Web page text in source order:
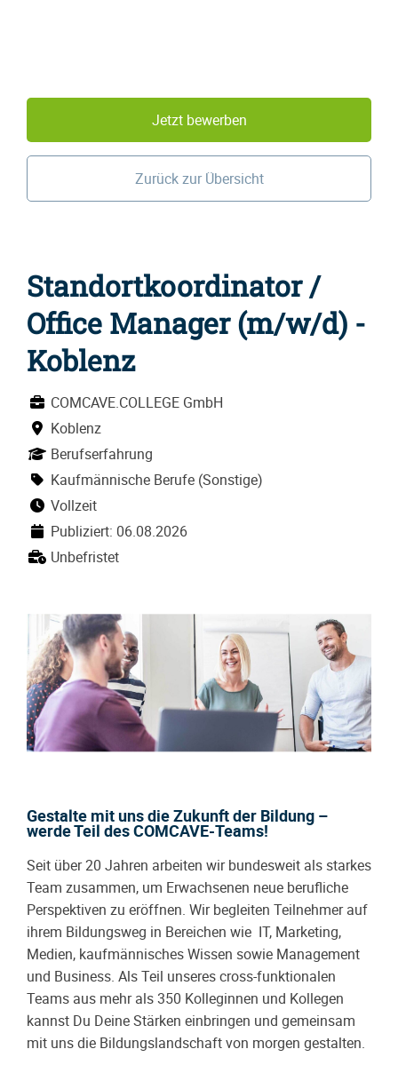
Jetzt bewerben
Zurück zur Übersicht
Standortkoordinator /
Office Manager (m/w/d) -
Koblenz
COMCAVE.COLLEGE GmbH
Koblenz
Berufserfahrung
Kaufmännische Berufe (Sonstige)
Vollzeit
Publiziert: 06.08.2026
Unbefristet
Gestalte mit uns die Zukunft der Bildung –
werde Teil des COMCAVE-Teams!
Seit über 20 Jahren arbeiten wir bundesweit als starkes
Team zusammen, um Erwachsenen neue berufliche
Perspektiven zu eröffnen. Wir begleiten Teilnehmer auf
ihrem Bildungsweg in Bereichen wie IT, Marketing,
Medien, kaufmännisches Wissen sowie Management
und Business. Als Teil unseres cross-funktionalen
Teams aus mehr als 350 Kolleginnen und Kollegen
kannst Du Deine Stärken einbringen und gemeinsam
mit uns die Bildungslandschaft von morgen gestalten.